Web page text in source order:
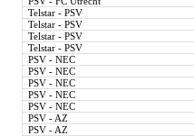
Telstar - PSV
Telstar - PSV
Telstar - PSV
Telstar - PSV
PSV - NEC
PSV - NEC
PSV - NEC
PSV - NEC
PSV - NEC
PSV - AZ
PSV - AZ